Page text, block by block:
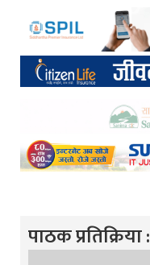
पाठक प्रतिक्रिया :